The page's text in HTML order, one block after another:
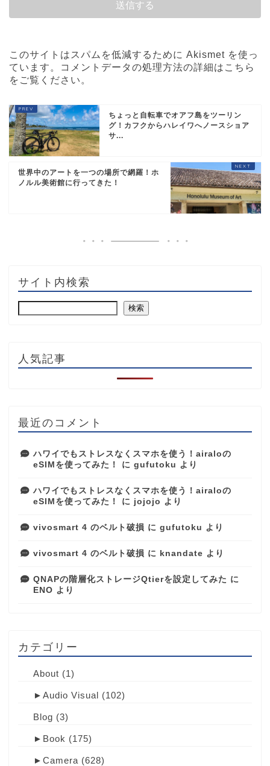
このサイトはスパムを低減するために Akismet を使っ
ています。
コメントデータの処理方法の詳細はこちら
をご覧ください 。
ちょっと自転車でオアフ島をツーリン
グ！カフクからハレイワへノースショア
サ...
世界中のアートを一つの場所で網羅！ホ
ノルル美術館に行ってきた！
サイト内検索
検索
人気記事
最近のコメント
ハワイでもストレスなくスマホを使う！airaloの
eSIMを使ってみた！
に gufutoku より
ハワイでもストレスなくスマホを使う！airaloの
eSIMを使ってみた！
に jojojo より
vivosmart 4 のベルト破損 に gufutoku より
vivosmart 4 のベルト破損 に knandate より
QNAPの階層化ストレージQtierを設定してみた に
ENO より
カテゴリー
About (1)
► Audio Visual (102)
Blog (3)
► Book (175)
► Camera (628)